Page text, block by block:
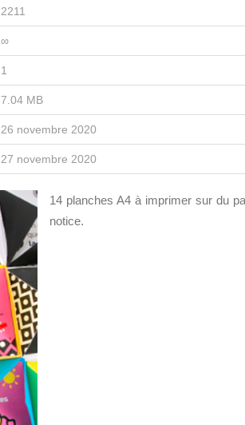
2211
∞
1
7.04 MB
26 novembre 2020
27 novembre 2020
14 planches A4 à imprimer sur du
notice.